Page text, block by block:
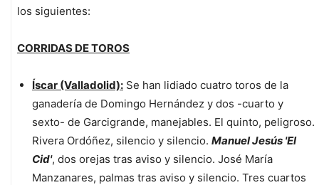
los siguientes:
CORRIDAS DE TOROS
Íscar (Valladolid): Se han lidiado cuatro toros de la
ganadería de Domingo Hernández y dos -cuarto y
sexto- de Garcigrande, manejables. El quinto, peligroso.
Rivera Ordóñez, silencio y silencio. Manuel Jesús 'El
Cid', dos orejas tras aviso y silencio. José María
Manzanares, palmas tras aviso y silencio. Tres cuartos